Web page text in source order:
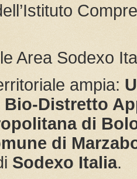
Area Sodexo
ampia:
Bio-Distretto
di
di
Sodexo Italia.